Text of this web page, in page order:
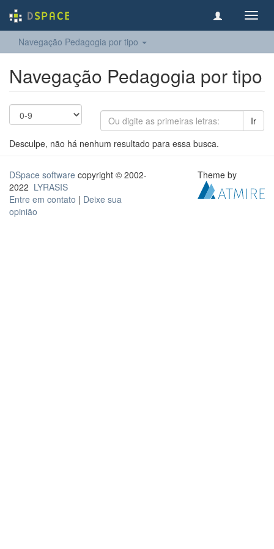
Navegação Pedagogia por tipo
Navegação Pedagogia por tipo
Ir
Desculpe, não há nenhum resultado para essa busca.
DSpace software copyright © 2002-
2022 LYRASIS
Entre em contato | Deixe sua
opinião
Theme by